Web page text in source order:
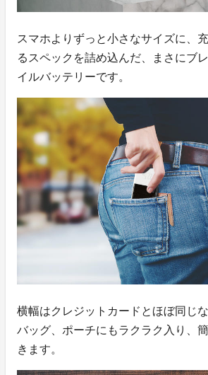
スマホよりずっと小さなサイズに、
るスペックを詰め込んだ、まさにブ
イルバッテリーです。
横幅はクレジットカードとほぼ同じ
バッグ、ポーチにもラクラク入り、
きます。